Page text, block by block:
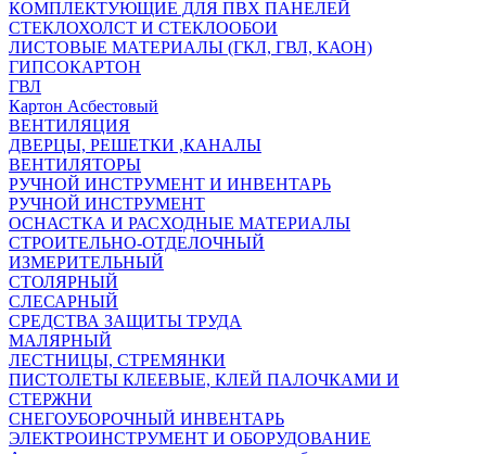
КОМПЛЕКТУЮЩИЕ ДЛЯ ПВХ ПАНЕЛЕЙ
СТЕКЛОХОЛСТ И СТЕКЛООБОИ
ЛИСТОВЫЕ МАТЕРИАЛЫ (ГКЛ, ГВЛ, КАОН)
ГИПСОКАРТОН
ГВЛ
Картон Асбестовый
ВЕНТИЛЯЦИЯ
ДВЕРЦЫ, РЕШЕТКИ ,КАНАЛЫ
ВЕНТИЛЯТОРЫ
РУЧНОЙ ИНСТРУМЕНТ И ИНВЕНТАРЬ
РУЧНОЙ ИНСТРУМЕНТ
ОСНАСТКА И РАСХОДНЫЕ МАТЕРИАЛЫ
СТРОИТЕЛЬНО-ОТДЕЛОЧНЫЙ
ИЗМЕРИТЕЛЬНЫЙ
СТОЛЯРНЫЙ
СЛЕСАРНЫЙ
СРЕДСТВА ЗАЩИТЫ ТРУДА
МАЛЯРНЫЙ
ЛЕСТНИЦЫ, СТРЕМЯНКИ
ПИСТОЛЕТЫ КЛЕЕВЫЕ, КЛЕЙ ПАЛОЧКАМИ И
СТЕРЖНИ
СНЕГОУБОРОЧНЫЙ ИНВЕНТАРЬ
ЭЛЕКТРОИНСТРУМЕНТ И ОБОРУДОВАНИЕ